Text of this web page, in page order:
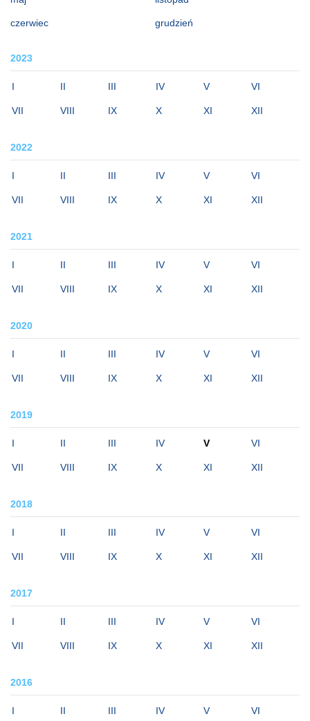
czerwiec grudzień
2023
I II III IV V VI
VII VIII IX X XI XII
2022
I II III IV V VI
VII VIII IX X XI XII
2021
I II III IV V VI
VII VIII IX X XI XII
2020
I II III IV V VI
VII VIII IX X XI XII
2019
I II III IV V VI
VII VIII IX X XI XII
2018
I II III IV V VI
VII VIII IX X XI XII
2017
I II III IV V VI
VII VIII IX X XI XII
2016
I II III IV V VI